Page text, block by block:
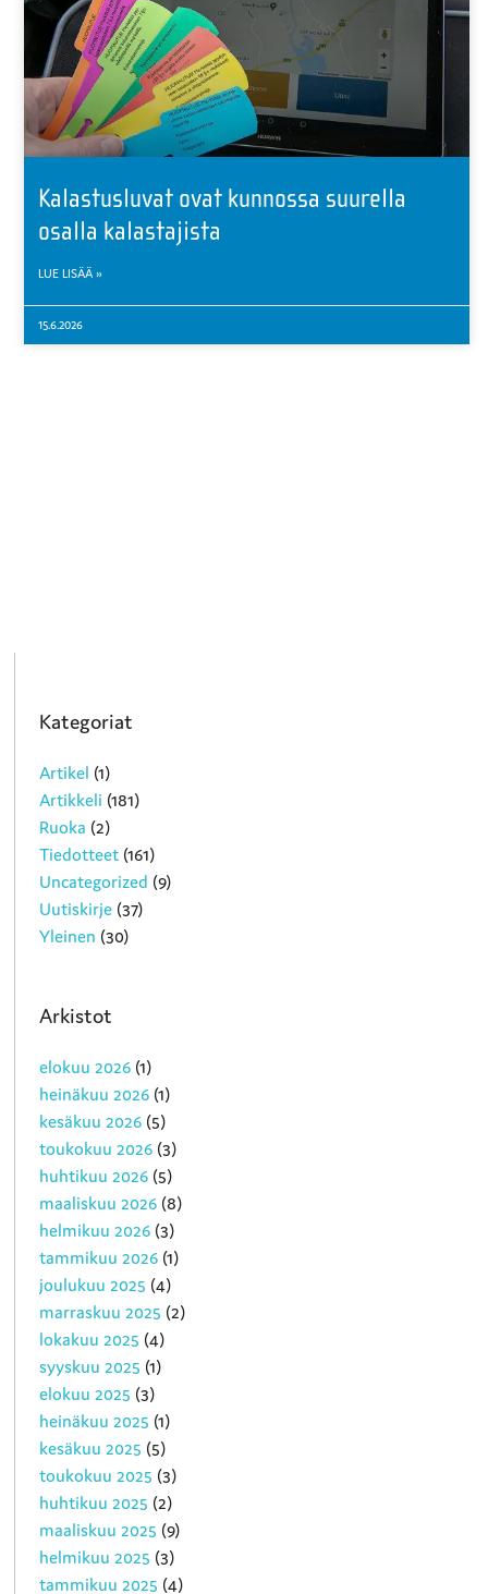
Kalastusluvat ovat kunnossa suurella
osalla kalastajista
LUE LISÄÄ »
15.6.2026
Kategoriat
Artikel (1)
Artikkeli (181)
Ruoka (2)
Tiedotteet (161)
Uncategorized (9)
Uutiskirje (37)
Yleinen (30)
Arkistot
elokuu 2026 (1)
heinäkuu 2026 (1)
kesäkuu 2026 (5)
toukokuu 2026 (3)
huhtikuu 2026 (5)
maaliskuu 2026 (8)
helmikuu 2026 (3)
tammikuu 2026 (1)
joulukuu 2025 (4)
marraskuu 2025 (2)
lokakuu 2025 (4)
syyskuu 2025 (1)
elokuu 2025 (3)
heinäkuu 2025 (1)
kesäkuu 2025 (5)
toukokuu 2025 (3)
huhtikuu 2025 (2)
maaliskuu 2025 (9)
helmikuu 2025 (3)
tammikuu 2025 (4)